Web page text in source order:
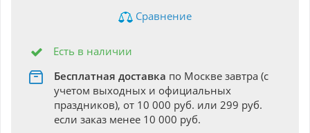
Сравнение
Есть в наличии
Бесплатная доставка по Москве завтра (с
учетом выходных и официальных
праздников), от 10 000 руб. или 299 руб.
если заказ менее 10 000 руб.